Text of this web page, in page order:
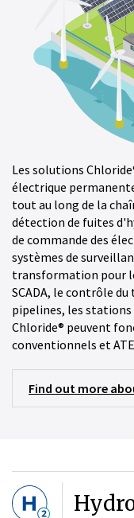
Les solutions
électrique
tout au long de la
détection de fuites
de commande des
systèmes de
transformation pour
SCADA, le contrôle
pipelines, les stations
Chloride® peuvent
conventionnels et
Find out more